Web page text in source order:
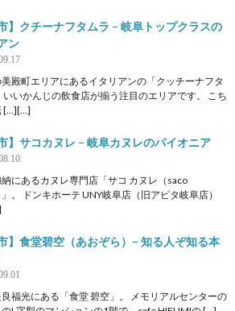
】クチーナフタムラ – 岐阜トップクラスの
ン
殿町エリアにあるイタリアンの「クッチーナフタ
いいかんじの飲食店が揃う注目のエリアです。 こち
[…][…]
】サコカヌレ − 岐阜カヌレのパイオニア
にあるカヌレ専門店「サコ カヌレ（saco
。 ドンキホーテ UNY岐阜店（旧アピタ岐阜店）
】食堂碧空（あおぞら）− 知る人ぞ知る本
福光にある「食堂 碧空」。 メモリアルセンターの